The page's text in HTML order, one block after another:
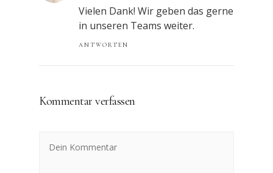
Vielen Dank! Wir geben das gerne
in unseren Teams weiter.
ANTWORTEN
Kommentar verfassen